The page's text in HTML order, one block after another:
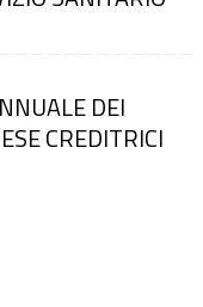
DEI
CREDITRICI